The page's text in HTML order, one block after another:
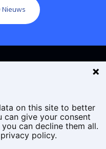
Nieuws
on this site to better
can give your consent
can decline them all.
policy.